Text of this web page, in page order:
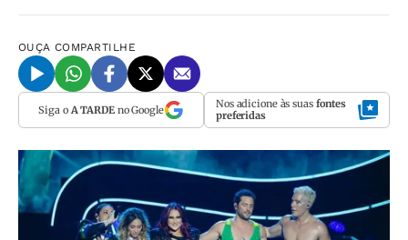
OUÇA COMPARTILHE
Siga o A TARDEno Google Nos adicione às suas fontes
preferidas